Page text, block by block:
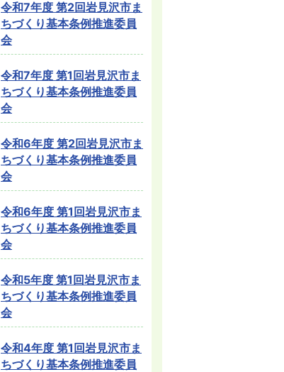
令和7年度 第2回岩見沢市ま
ちづくり基本条例推進委員
会
令和7年度 第1回岩見沢市ま
ちづくり基本条例推進委員
会
令和6年度 第2回岩見沢市ま
ちづくり基本条例推進委員
会
令和6年度 第1回岩見沢市ま
ちづくり基本条例推進委員
会
令和5年度 第1回岩見沢市ま
ちづくり基本条例推進委員
会
令和4年度 第1回岩見沢市ま
ちづくり基本条例推進委員